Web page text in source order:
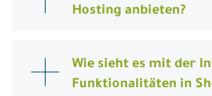
Hosting anbieten?
Wie sieht es mit der
Funktionalitäten in